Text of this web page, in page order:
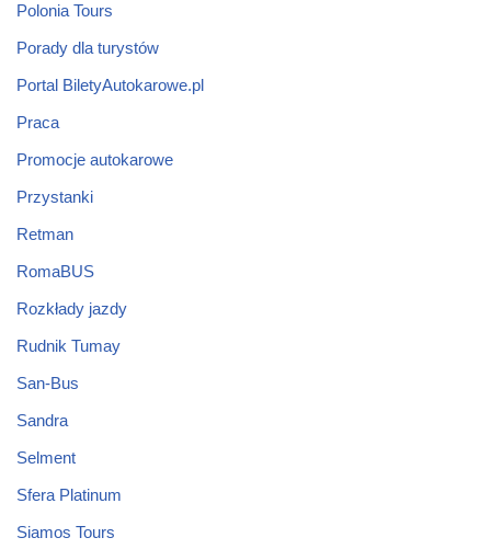
Polonia Tours
Porady dla turystów
Portal BiletyAutokarowe.pl
Praca
Promocje autokarowe
Przystanki
Retman
RomaBUS
Rozkłady jazdy
Rudnik Tumay
San-Bus
Sandra
Selment
Sfera Platinum
Siamos Tours